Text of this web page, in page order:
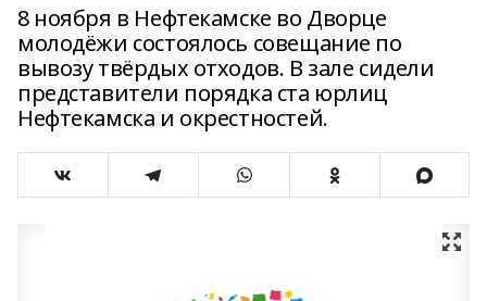
8 ноября в Нефтекамске во Дворце
молодёжи состоялось совещание по
вывозу твёрдых отходов. В зале сидели
представители порядка ста юрлиц
Нефтекамска и окрестностей.